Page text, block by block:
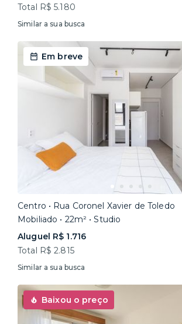
Total R$ 5.180
Similar a sua busca
Em breve
Centro • Rua Coronel Xavier de Toledo
Mobiliado • 22m² • Studio
Aluguel R$ 1.716
Total R$ 2.815
Similar a sua busca
Baixou o preço